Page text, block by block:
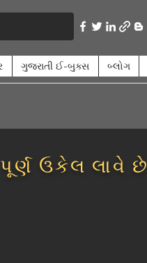
ગુજરાતી ઈ-બુક્સ બ્લોગ
ઉકેલ લાવે છે